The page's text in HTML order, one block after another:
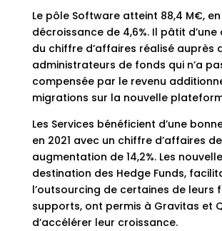
Le pôle Software atteint 88,4 M€, en
décroissance de 4,6%. Il pâtit d’une
du chiffre d’affaires réalisé auprès
administrateurs de fonds qui n’a
compensée par le revenu
migrations sur la nouvelle
Les Services bénéficient d’une
en 2021 avec un chiffre d’affaires
augmentation de 14,2%. Les
destination des Hedge Funds,
l’outsourcing de certaines de leurs
supports, ont permis à Gravitas et
d’accélérer leur croissance.